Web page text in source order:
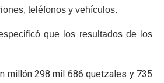
teléfonos y vehículos.
que los resultados de los
millón 298 mil 686 quetzales y 735